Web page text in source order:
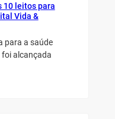
10 leitos para
Vida &
para a saúde
foi alcançada